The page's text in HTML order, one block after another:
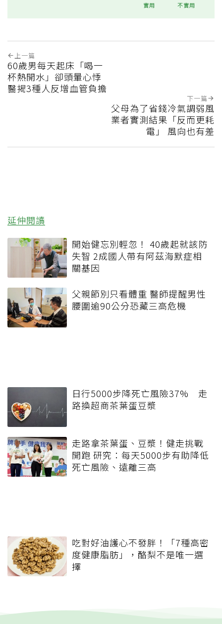
實用 不實用
上一篇
60歲男每天起床「喝一
杯熱開水」卻頭暈心悸
醫揭3種人反增血管負擔
下一篇
父母為了省錢冷氣調弱風
業者實測結果「反而更耗
電」 風向也有差
延伸閱讀
開始健忘別輕忽！ 40歲起就該防
失智 2成國人帶有阿茲海默症相
關基因
父親節別只看體重 醫師提醒男性
腰圍逾90公分恐藏三高危機
日行5000步降死亡風險37% 走
路換超商茶葉蛋豆漿
走路拿茶葉蛋、豆漿！健走挑戰
開跑 研究：每天5000步有助降低
死亡風險、遠離三高
吃對好油護心不發胖！「7種高密
度健康脂肪」，酪梨不是唯一選
擇